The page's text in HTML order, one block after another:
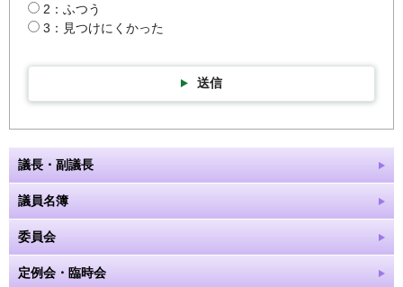
2：ふつう
3：見つけにくかった
送信
議長・副議長
議員名簿
委員会
定例会・臨時会